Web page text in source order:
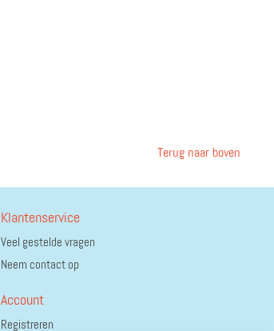
Terug naar boven
Klantenservice
Veel gestelde vragen
Neem contact op
Account
Registreren